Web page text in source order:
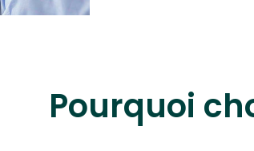
Pourquoi